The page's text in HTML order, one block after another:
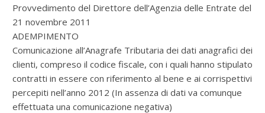
Provvedimento del Direttore dell’Agenzia delle Entrate del
21 novembre 2011
ADEMPIMENTO
Comunicazione all’Anagrafe Tributaria dei dati anagrafici dei
clienti, compreso il codice fiscale, con i quali hanno stipulato
contratti in essere con riferimento al bene e ai corrispettivi
percepiti nell’anno 2012 (In assenza di dati va comunque
effettuata una comunicazione negativa)